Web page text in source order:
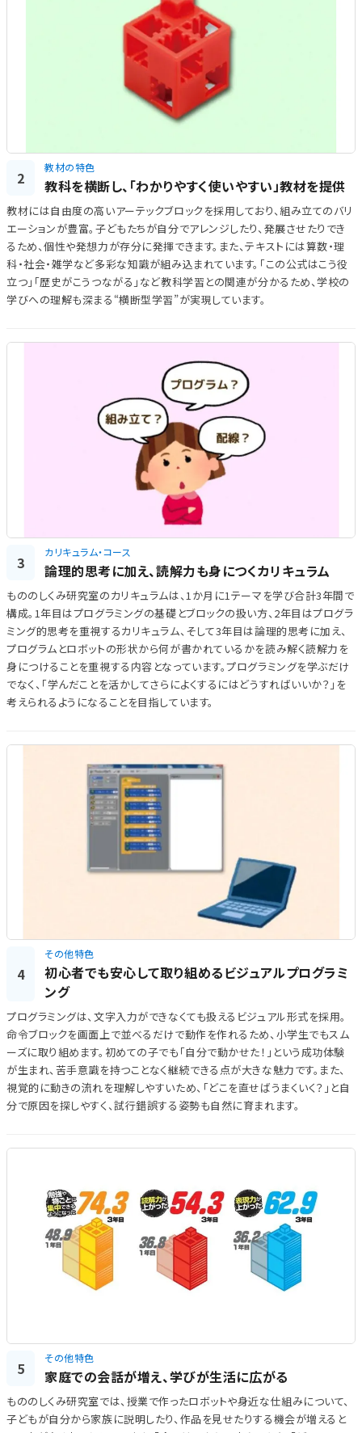
2
教材の特色
教科を横断し、「わかりやすく使いやすい」教材を提供
教材には自由度の高いアーテックブロックを採用しており、組み立てのバリ
エーションが豊富。子どもたちが自分でアレンジしたり、発展させたりでき
るため、個性や発想力が存分に発揮できます。また、テキストには算数・理
科・社会・雑学など多彩な知識が組み込まれています。「この公式はこう役
立つ」「歴史がこうつながる」など教科学習との関連が分かるため、学校の
学びへの理解も深まる“横断型学習”が実現しています。
3
カリキュラム・コース
論理的思考に加え、読解力も身につくカリキュラム
もののしくみ研究室のカリキュラムは、1か月に1テーマを学び合計3年間で
構成。1年目はプログラミングの基礎とブロックの扱い方、2年目はプログラ
ミング的思考を重視するカリキュラム、そして3年目は論理的思考に加え、
プログラムとロボットの形状から何が書かれているかを読み解く読解力を
身につけることを重視する内容となっています。プログラミングを学ぶだけ
でなく、「学んだことを活かしてさらによくするにはどうすればいいか？」を
考えられるようになることを目指しています。
4
その他特色
初心者でも安心して取り組めるビジュアルプログラミ
ング
プログラミングは、文字入力ができなくても扱えるビジュアル形式を採用。
命令ブロックを画面上で並べるだけで動作を作れるため、小学生でもスム
ーズに取り組めます。初めての子でも「自分で動かせた！」という成功体験
が生まれ、苦手意識を持つことなく継続できる点が大きな魅力です。また、
視覚的に動きの流れを理解しやすいため、「どこを直せばうまくいく？」と自
分で原因を探しやすく、試行錯誤する姿勢も自然に育まれます。
5
その他特色
家庭での会話が増え、学びが生活に広がる
もののしくみ研究室では、授業で作ったロボットや身近な仕組みについて、
子どもが自分から家族に説明したり、作品を見せたりする機会が増えると